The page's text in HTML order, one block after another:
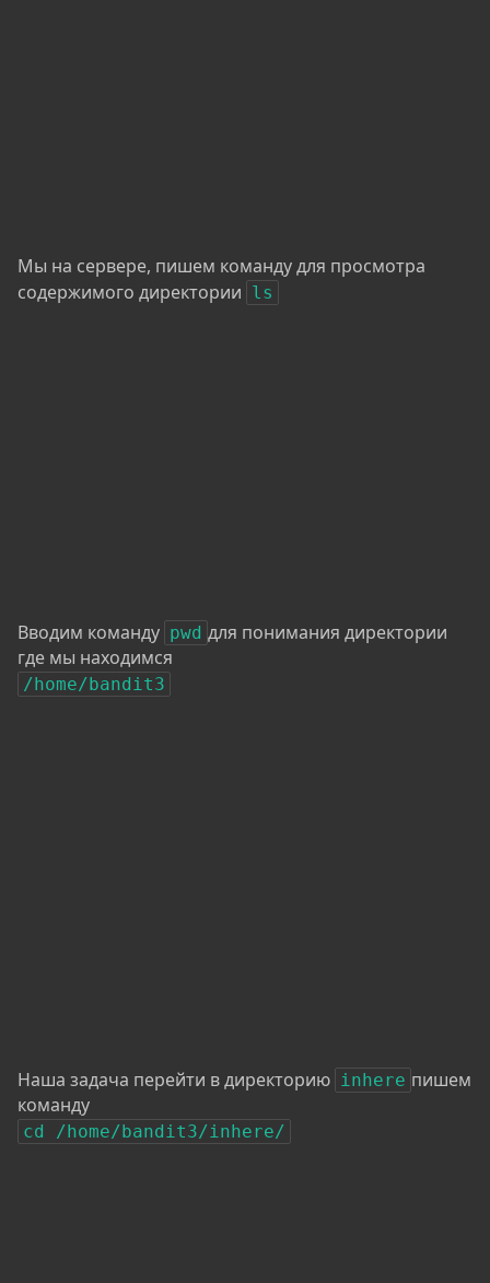
Мы на сервере, пишем команду для просмотра
содержимого директории ls
Вводим команду pwd для понимания директории
где мы находимся
/home/bandit3
Наша задача перейти в директорию inhere пишем
команду
cd /home/bandit3/inhere/